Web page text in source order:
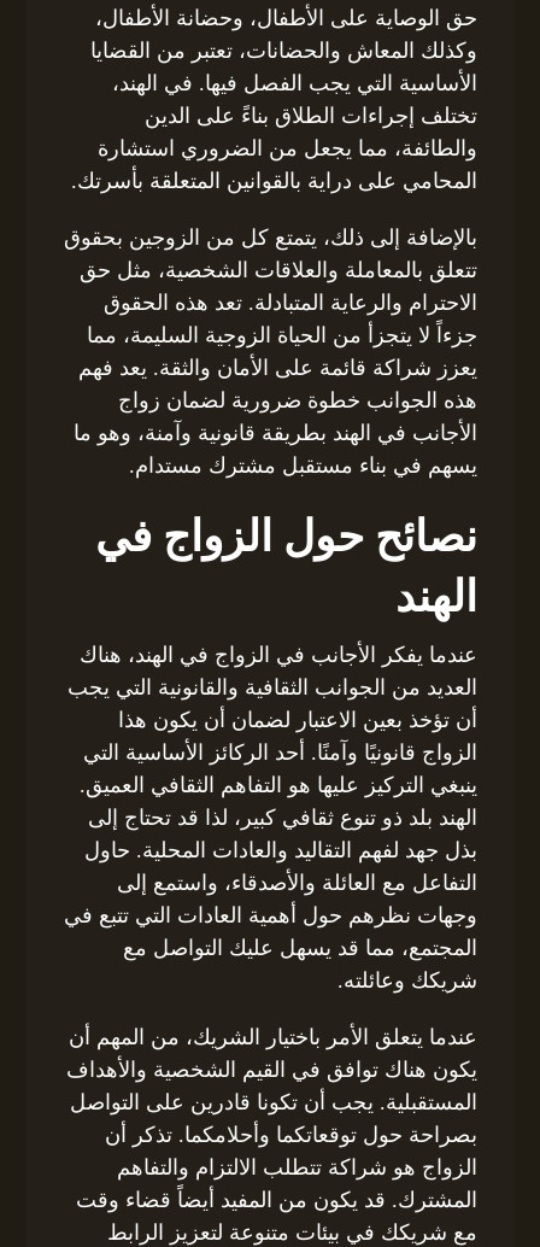
حق الوصاية على الأطفال، وحضانة الأطفال،
وكذلك المعاش والحضانات، تعتبر من القضايا
الأساسية التي يجب الفصل فيها. في الهند،
تختلف إجراءات الطلاق بناءً على الدين
والطائفة، مما يجعل من الضروري استشارة
المحامي على دراية بالقوانين المتعلقة بأسرتك.
بالإضافة إلى ذلك، يتمتع كل من الزوجين بحقوق
تتعلق بالمعاملة والعلاقات الشخصية، مثل حق
الاحترام والرعاية المتبادلة. تعد هذه الحقوق
جزءاً لا يتجزأ من الحياة الزوجية السليمة، مما
يعزز شراكة قائمة على الأمان والثقة. يعد فهم
هذه الجوانب خطوة ضرورية لضمان زواج
الأجانب في الهند بطريقة قانونية وآمنة، وهو ما
يسهم في بناء مستقبل مشترك مستدام.
نصائح حول الزواج في
الهند
عندما يفكر الأجانب في الزواج في الهند، هناك
العديد من الجوانب الثقافية والقانونية التي يجب
أن تؤخذ بعين الاعتبار لضمان أن يكون هذا
الزواج قانونيًا وآمنًا. أحد الركائز الأساسية التي
ينبغي التركيز عليها هو التفاهم الثقافي العميق.
الهند بلد ذو تنوع ثقافي كبير، لذا قد تحتاج إلى
بذل جهد لفهم التقاليد والعادات المحلية. حاول
التفاعل مع العائلة والأصدقاء، واستمع إلى
وجهات نظرهم حول أهمية العادات التي تتبع في
المجتمع، مما قد يسهل عليك التواصل مع
شريكك وعائلته.
عندما يتعلق الأمر باختيار الشريك، من المهم أن
يكون هناك توافق في القيم الشخصية والأهداف
المستقبلية. يجب أن تكونا قادرين على التواصل
بصراحة حول توقعاتكما وأحلامكما. تذكر أن
الزواج هو شراكة تتطلب الالتزام والتفاهم
المشترك. قد يكون من المفيد أيضاً قضاء وقت
مع شريكك في بيئات متنوعة لتعزيز الرابط